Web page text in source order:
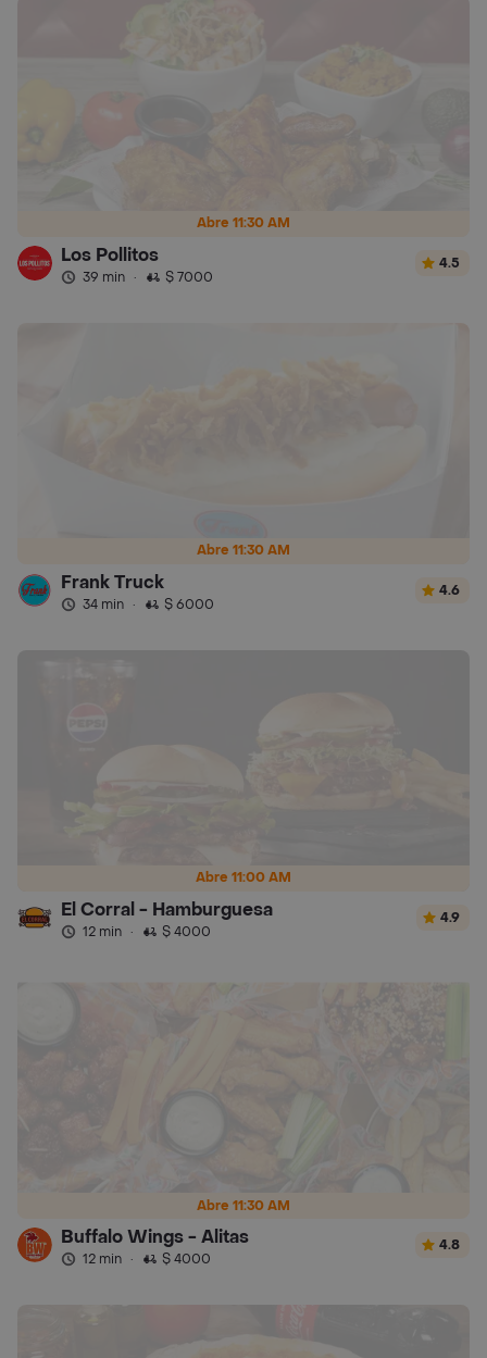
Abre 11:30 AM
Los Pollitos
39 min · $ 7000
4.5
Abre 11:30 AM
Frank Truck
34 min · $ 6000
4.6
Abre 11:00 AM
El Corral - Hamburguesa
12 min · $ 4000
4.9
Abre 11:30 AM
Buffalo Wings - Alitas
12 min · $ 4000
4.8